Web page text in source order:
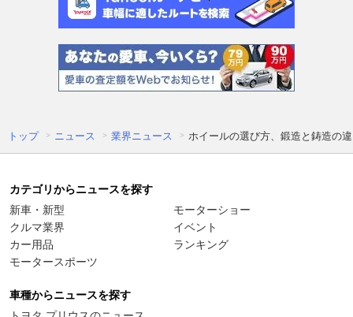
トップ ニュース 業界ニュース ホイールの選び方、鍛造と鋳造の
カテゴリからニュースを探す
新車・新型
クルマ業界
カー用品
モータースポーツ
モーターショー
イベント
ランキング
車種からニュースを探す